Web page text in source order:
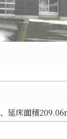
延床面積